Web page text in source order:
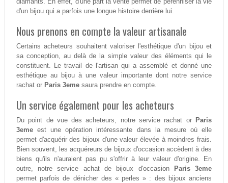
d'un bijou qui a parfois une longue histoire derrière lui.
Nous prenons en compte la valeur artisanale
Certains acheteurs souhaitent valoriser l'esthétique d'un bijou et
sa conception, au delà de la simple valeur des éléments qui le
constituent. Le travail de l'artisan qui a assemblé et donné une
esthétique au bijou à une valeur importante dont notre service
rachat or Paris 3emesaura prendre en compte.
Un service également pour les acheteurs
Du point de vue des acheteurs, notre service rachat or Paris
3emeest une opération intéressante dans la mesure où elle
permet d'acquérir des bijoux d'une valeur élevée à moindres frais.
Bien souvent, les acquéreurs de bijoux d'occasion accèdent à des
biens qu'ils n'auraient pas pu s'offrir à leur valeur d'origine. En
outre, notre service achat de bijoux d'occasion Paris 3eme
permet parfois de dénicher des « perles » : des bijoux anciens